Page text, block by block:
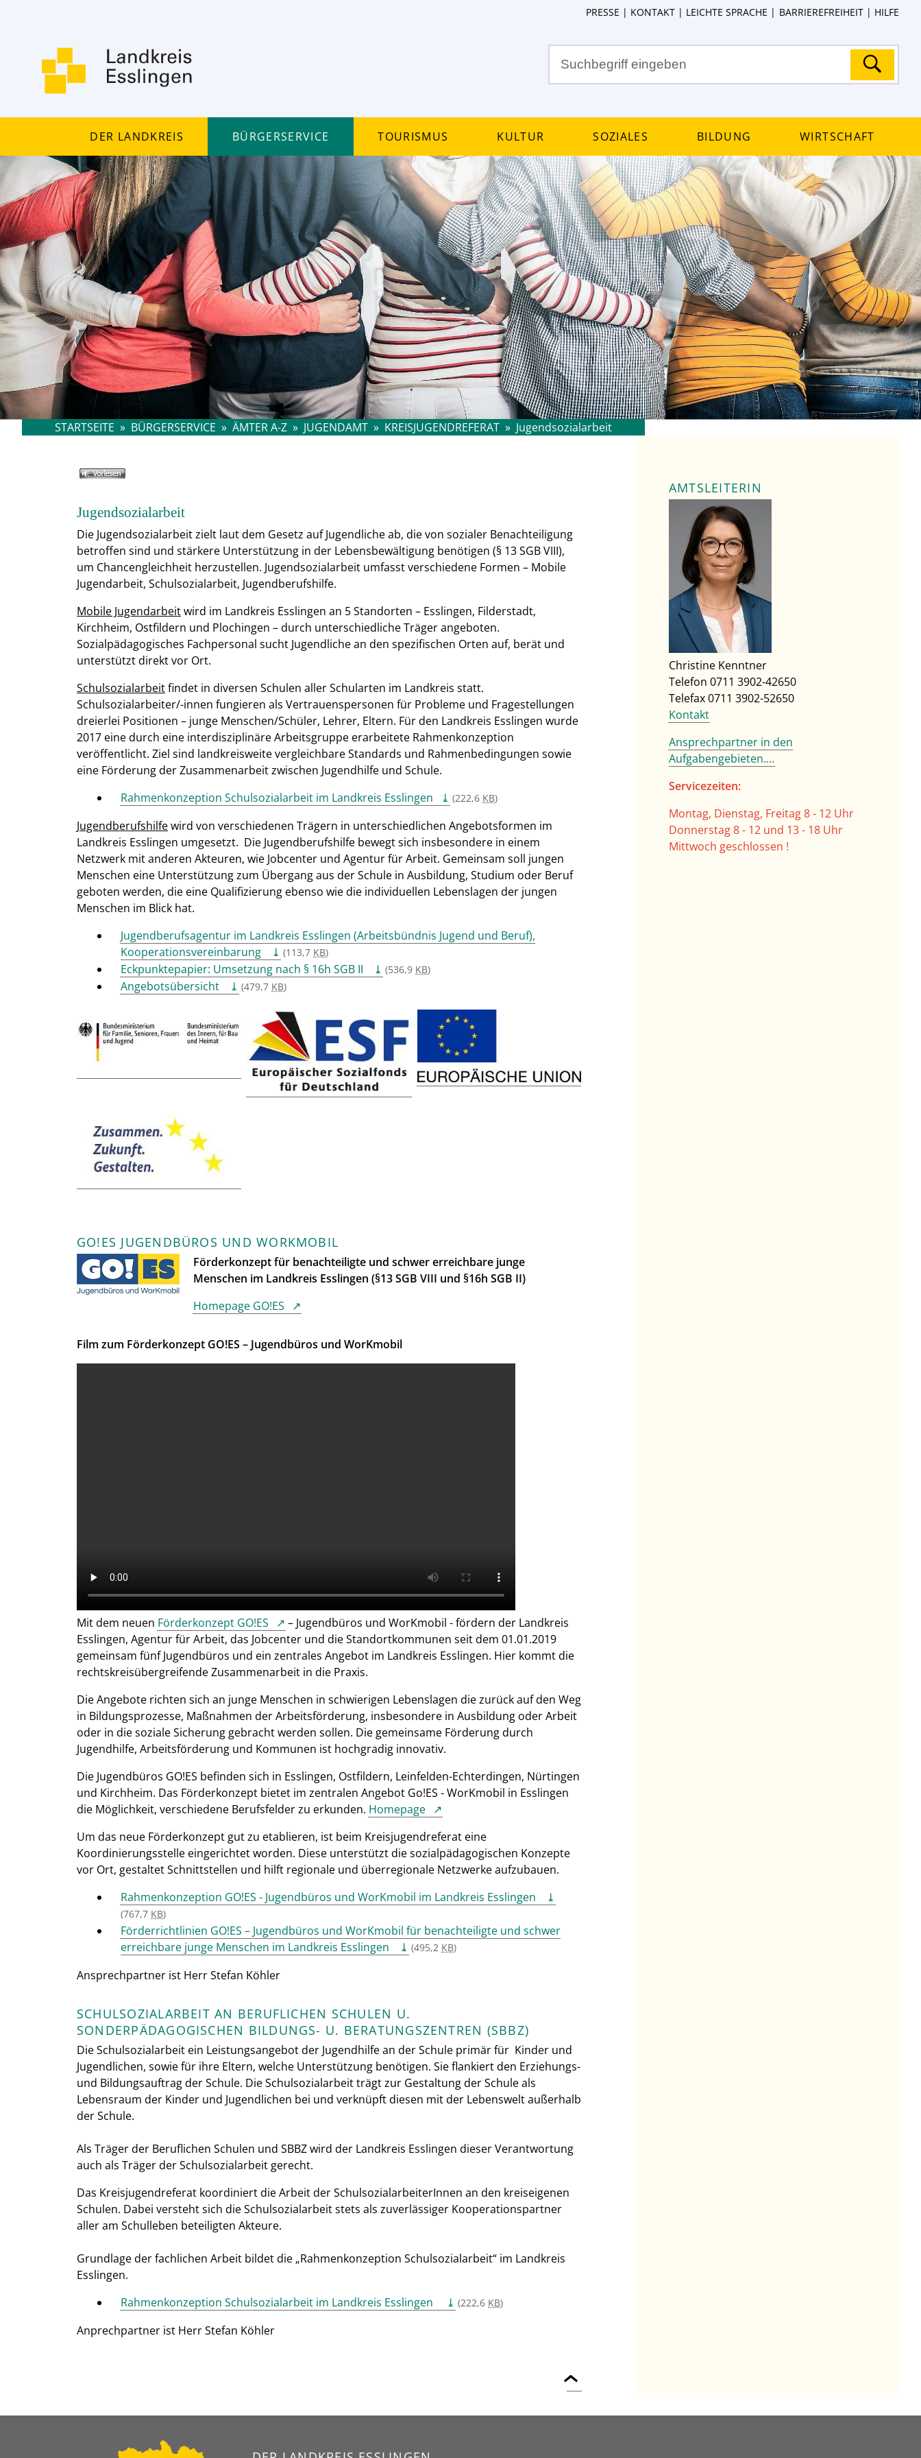
PRESSE KONTAKT LEICHTE SPRACHE BARRIEREFREIHEIT HILFE
Der Landkreis Bürgerservice Tourismus Kultur Soziales Bildung Wirtschaft
STARTSEITE » BÜRGERSERVICE » ÄMTER A-Z » JUGENDAMT » KREISJUGENDREFERAT » Jugendsozialarbeit
Jugendsozialarbeit
Die Jugendsozialarbeit zielt laut dem Gesetz auf Jugendliche ab, die von sozialer Benachteiligung
betroffen sind und stärkere Unterstützung in der Lebensbewältigung benötigen (§ 13 SGB VIII),
um Chancengleichheit herzustellen. Jugendsozialarbeit umfasst verschiedene Formen – Mobile
Jugendarbeit, Schulsozialarbeit, Jugendberufshilfe.
Mobile Jugendarbeitwird im Landkreis Esslingen an 5 Standorten – Esslingen, Filderstadt,
Kirchheim, Ostfildern und Plochingen – durch unterschiedliche Träger angeboten.
Sozialpädagogisches Fachpersonal sucht Jugendliche an den spezifischen Orten auf, berät und
unterstützt direkt vor Ort.
Schulsozialarbeitfindet in diversen Schulen aller Schularten im Landkreis statt.
Schulsozialarbeiter/-innen fungieren als Vertrauenspersonen für Probleme und Fragestellungen
dreierlei Positionen – junge Menschen/Schüler, Lehrer, Eltern. Für den Landkreis Esslingen wurde
2017 eine durch eine interdisziplinäre Arbeitsgruppe erarbeitete Rahmenkonzeption
veröffentlicht. Ziel sind landkreisweite vergleichbare Standards und Rahmenbedingungen sowie
eine Förderung der Zusammenarbeit zwischen Jugendhilfe und Schule.
Rahmenkonzeption Schulsozialarbeit im Landkreis Esslingen
(222,6 KB)
Jugendberufshilfewird von verschiedenen Trägern in unterschiedlichen Angebotsformen im
Landkreis Esslingen umgesetzt. Die Jugendberufshilfe bewegt sich insbesondere in einem
Netzwerk mit anderen Akteuren, wie Jobcenter und Agentur für Arbeit. Gemeinsam soll jungen
Menschen eine Unterstützung zum Übergang aus der Schule in Ausbildung, Studium oder Beruf
geboten werden, die eine Qualifizierung ebenso wie die individuellen Lebenslagen der jungen
Menschen im Blick hat.
Jugendberufsagentur im Landkreis Esslingen (Arbeitsbündnis Jugend und Beruf),
Kooperationsvereinbarung
(113,7 KB)
Eckpunktepapier: Umsetzung nach § 16h SGB II (536,9 KB)
Angebotsübersicht (479,7 KB)
GO!ES JUGENDBÜROS UND WORKMOBIL
Förderkonzept für benachteiligte und schwer erreichbare junge
Menschen im Landkreis Esslingen (§13 SGB VIII und §16h SGB II)
Homepage GO!ES
Film zum Förderkonzept GO!ES – Jugendbüros und WorKmobil
Mit dem neuen Förderkonzept GO!ES
– Jugendbüros und WorKmobil - fördern der Landkreis
Esslingen, Agentur für Arbeit, das Jobcenter und die Standortkommunen seit dem 01.01.2019
gemeinsam fünf Jugendbüros und ein zentrales Angebot im Landkreis Esslingen. Hier kommt die
rechtskreisübergreifende Zusammenarbeit in die Praxis.
Die Angebote richten sich an junge Menschen in schwierigen Lebenslagen die zurück auf den Weg
in Bildungsprozesse, Maßnahmen der Arbeitsförderung, insbesondere in Ausbildung oder Arbeit
oder in die soziale Sicherung gebracht werden sollen. Die gemeinsame Förderung durch
Jugendhilfe, Arbeitsförderung und Kommunen ist hochgradig innovativ.
Die Jugendbüros GO!ES befinden sich in Esslingen, Ostfildern, Leinfelden-Echterdingen, Nürtingen
und Kirchheim. Das Förderkonzept bietet im zentralen Angebot Go!ES - WorKmobil in Esslingen
die Möglichkeit, verschiedene Berufsfelder zu erkunden. Homepage
Um das neue Förderkonzept gut zu etablieren, ist beim Kreisjugendreferat eine
Koordinierungsstelle eingerichtet worden. Diese unterstützt die sozialpädagogischen Konzepte
vor Ort, gestaltet Schnittstellen und hilft regionale und überregionale Netzwerke aufzubauen.
Rahmenkonzeption GO!ES - Jugendbüros und WorKmobil im Landkreis Esslingen
(767,7 KB)
Förderrichtlinien GO!ES – Jugendbüros und WorKmobil für benachteiligte und schwer
erreichbare junge Menschen im Landkreis Esslingen
(495,2 KB)
Ansprechpartner ist Herr Stefan Köhler
SCHULSOZIALARBEIT AN BERUFLICHEN SCHULEN U.
SONDERPÄDAGOGISCHEN BILDUNGS- U. BERATUNGSZENTREN (SBBZ)
Die Schulsozialarbeit ein Leistungsangebot der Jugendhilfe an der Schule primär für Kinder und
Jugendlichen, sowie für ihre Eltern, welche Unterstützung benötigen. Sie flankiert den Erziehungs-
und Bildungsauftrag der Schule. Die Schulsozialarbeit trägt zur Gestaltung der Schule als
Lebensraum der Kinder und Jugendlichen bei und verknüpft diesen mit der Lebenswelt außerhalb
der Schule.
Als Träger der Beruflichen Schulen und SBBZ wird der Landkreis Esslingen dieser Verantwortung
auch als Träger der Schulsozialarbeit gerecht.
Das Kreisjugendreferat koordiniert die Arbeit der SchulsozialarbeiterInnen an den kreiseigenen
Schulen. Dabei versteht sich die Schulsozialarbeit stets als zuverlässiger Kooperationspartner
aller am Schulleben beteiligten Akteure.
Grundlage der fachlichen Arbeit bildet die „Rahmenkonzeption Schulsozialarbeit“ im Landkreis
Esslingen.
Rahmenkonzeption Schulsozialarbeit im Landkreis Esslingen
(222,6 KB)
Anprechpartner ist Herr Stefan Köhler
AMTSLEITERIN
Christine Kenntner
Telefon 0711 3902-42650
Telefax 0711 3902-52650
Kontakt
Ansprechpartner in den
Aufgabengebieten....
Servicezeiten:
Montag, Dienstag, Freitag 8 - 12 Uhr
Donnerstag 8 - 12 und 13 - 18 Uhr
Mittwoch geschlossen !